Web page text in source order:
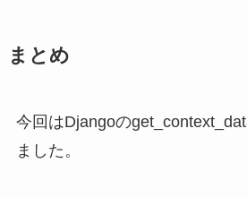
まとめ
今回はDjangoの
ました。